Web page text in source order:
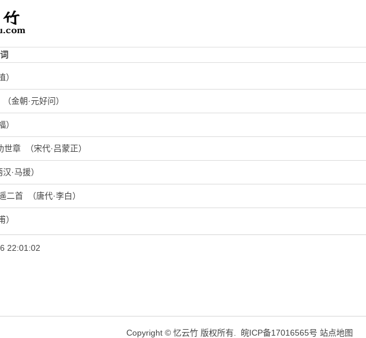
）
金朝·元好问）
）
章 （宋代·吕蒙正）
·马援）
二首 （唐代·李白）
）
22:01:02
Copyright © 忆云竹 版权所有. 皖ICP备17016565号 站点地图